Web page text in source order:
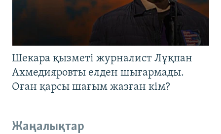
Шекара қызметі журналист Лұқпан
Ахмедияровты елден шығармады.
Оған қарсы шағым жазған кім?
Жаңалықтар